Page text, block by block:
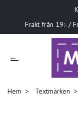
Frakt från 19:- /
Hem Textmärken